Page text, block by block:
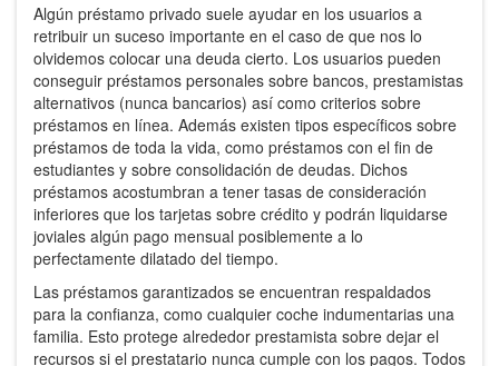
Algún préstamo privado suele ayudar en los usuarios a
retribuir un suceso importante en el caso de que nos lo
olvidemos colocar una deuda cierto. Los usuarios pueden
conseguir préstamos personales sobre bancos, prestamistas
alternativos (nunca bancarios) así­ como criterios sobre
préstamos en línea. Además existen tipos específicos sobre
préstamos de toda la vida, como préstamos con el fin de
estudiantes y sobre consolidación de deudas. Dichos
préstamos acostumbran a tener tasas de consideración
inferiores que los tarjetas sobre crédito y podrán liquidarse
joviales algún pago mensual posiblemente a lo
perfectamente dilatado del tiempo.
Las préstamos garantizados se encuentran respaldados
para la confianza, como cualquier coche indumentarias una
familia. Esto protege alrededor prestamista sobre dejar el
recursos si el prestatario nunca cumple con los pagos. Todos